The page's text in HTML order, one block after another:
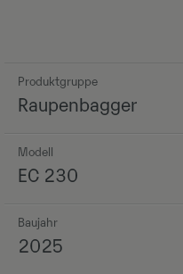
Produktgruppe
Raupenbagger
Modell
EC 230
Baujahr
2025